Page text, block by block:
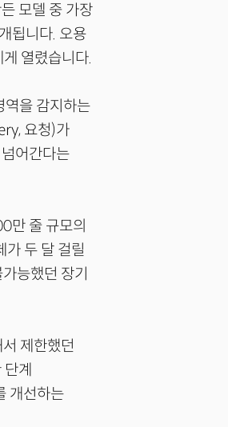
모델 중 가장
됩니다. 오용
열렸습니다.
역을 감지하는
요청)가
어간다는
만 줄 규모의
두 달 걸릴
능했던 장기
제한했던
계
개선하는